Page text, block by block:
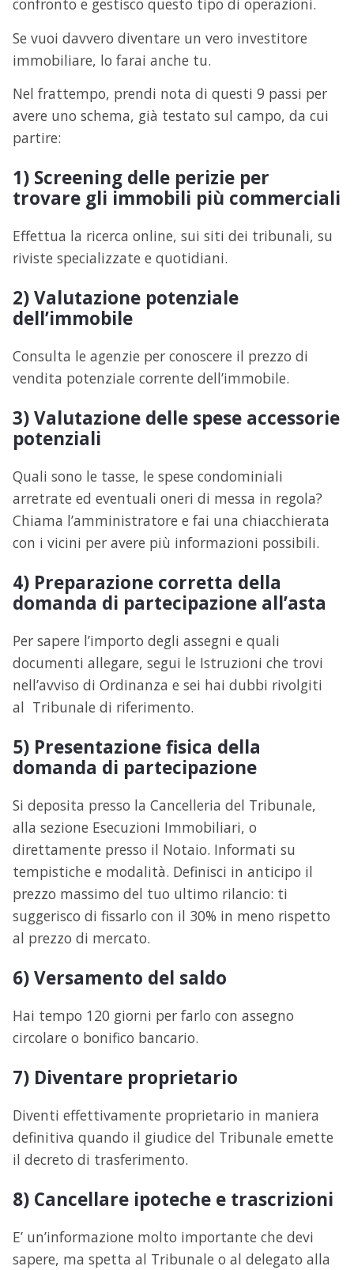
confronto e gestisco questo tipo di operazioni.
Se vuoi davvero diventare un vero investitore
immobiliare, lo farai anche tu.
Nel frattempo, prendi nota di questi 9 passi per
avere uno schema, già testato sul campo, da cui
partire:
1) Screening delle perizie per
trovare gli immobili più commerciali
Effettua la ricerca online, sui siti dei tribunali, su
riviste specializzate e quotidiani.
2) Valutazione potenziale
dell’immobile
Consulta le agenzie per conoscere il prezzo di
vendita potenziale corrente dell’immobile.
3) Valutazione delle spese accessorie
potenziali
Quali sono le tasse, le spese condominiali
arretrate ed eventuali oneri di messa in regola?
Chiama l’amministratore e fai una chiacchierata
con i vicini per avere più informazioni possibili.
4) Preparazione corretta della
domanda di partecipazione all’asta
Per sapere l’importo degli assegni e quali
documenti allegare, segui le Istruzioni che trovi
nell’avviso di Ordinanza e sei hai dubbi rivolgiti
al Tribunale di riferimento.
5) Presentazione fisica della
domanda di partecipazione
Si deposita presso la Cancelleria del Tribunale,
alla sezione Esecuzioni Immobiliari, o
direttamente presso il Notaio. Informati su
tempistiche e modalità. Definisci in anticipo il
prezzo massimo del tuo ultimo rilancio: ti
suggerisco di fissarlo con il 30% in meno rispetto
al prezzo di mercato.
6) Versamento del saldo
Hai tempo 120 giorni per farlo con assegno
circolare o bonifico bancario.
7) Diventare proprietario
Diventi effettivamente proprietario in maniera
definitiva quando il giudice del Tribunale emette
il decreto di trasferimento.
8) Cancellare ipoteche e trascrizioni
E’ un’informazione molto importante che devi
sapere, ma spetta al Tribunale o al delegato alla